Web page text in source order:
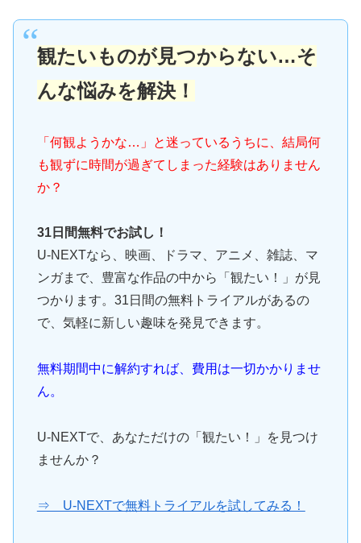
観たいものが見つからない…そ
んな悩みを解決！
「何観ようかな…」と迷っているうちに、結局何
も観ずに時間が過ぎてしまった経験はありません
か？
31日間無料でお試し！
U-NEXTなら、映画、ドラマ、アニメ、雑誌、マ
ンガまで、豊富な作品の中から「観たい！」が見
つかります。31日間の無料トライアルがあるの
で、気軽に新しい趣味を発見できます。
無料期間中に解約すれば、費用は一切かかりませ
ん。
U-NEXTで、あなただけの「観たい！」を見つけ
ませんか？
⇒ U-NEXTで無料トライアルを試してみる！